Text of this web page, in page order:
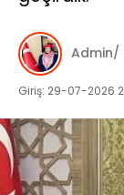
Admin/
Giriş: 29-07-2026